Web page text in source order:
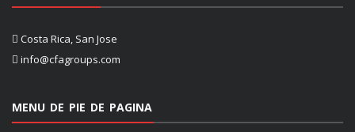
Costa Rica, San Jose
info@cfagroups.com
MENU DE PIE DE PAGINA